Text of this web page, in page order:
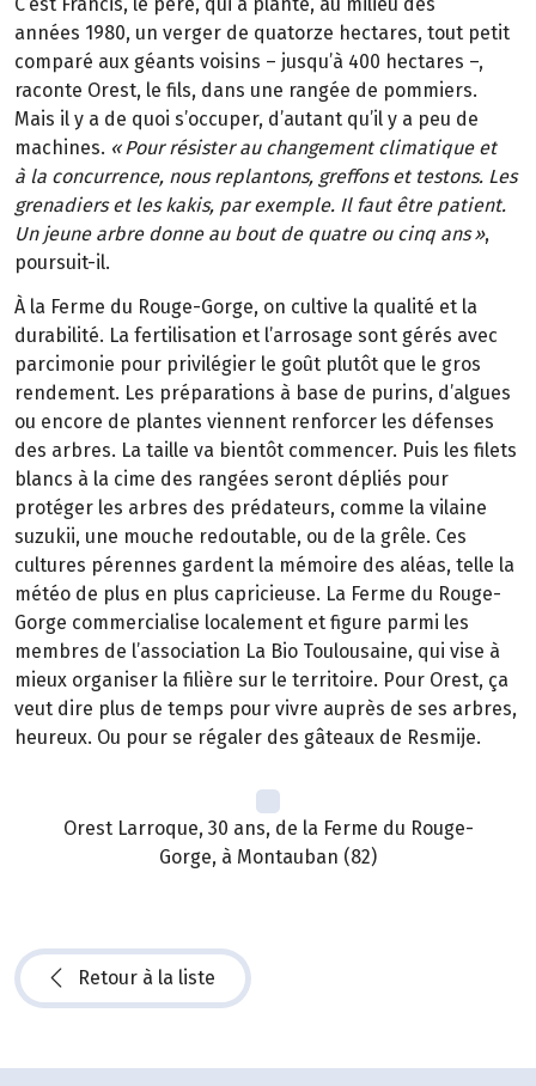
années 1980, un verger de quatorze hectares, tout petit
comparé aux géants voisins – jusqu’à 400 hectares –,
raconte Orest, le fils, dans une rangée de pommiers.
Mais il y a de quoi s’occuper, d’autant qu’il y a peu de
machines. « Pour résister au changement climatique et
à la concurrence, nous replantons, greffons et testons. Les
grenadiers et les kakis, par exemple. Il faut être patient.
Un jeune arbre donne au bout de quatre ou cinq ans »,
poursuit-il.
À la Ferme du Rouge-Gorge, on cultive la qualité et la
durabilité. La fertilisation et l’arrosage sont gérés avec
parcimonie pour privilégier le goût plutôt que le gros
rendement. Les préparations à base de purins, d’algues
ou encore de plantes viennent renforcer les défenses
des arbres. La taille va bientôt commencer. Puis les filets
blancs à la cime des rangées seront dépliés pour
protéger les arbres des prédateurs, comme la vilaine
suzukii, une mouche redoutable, ou de la grêle. Ces
cultures pérennes gardent la mémoire des aléas, telle la
météo de plus en plus capricieuse. La Ferme du Rouge-
Gorge commercialise localement et figure parmi les
membres de l’association La Bio Toulousaine, qui vise à
mieux organiser la filière sur le territoire. Pour Orest, ça
veut dire plus de temps pour vivre auprès de ses arbres,
heureux. Ou pour se régaler des gâteaux de Resmije.
Orest Larroque, 30 ans, de la Ferme du Rouge-
Gorge, à Montauban (82)
Retour à la liste